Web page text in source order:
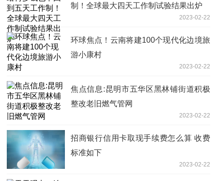
制！全球最大四天工作制试验结果出炉
2023-02-22
环球焦点！云南将建100个现代化边境旅
游小康村
2023-02-22
焦点信息:昆明市五华区黑林铺街道积极
整改老旧燃气管网
2023-02-22
招商银行信用卡取现手续费怎么算 收费
标准如下
2023-02-22